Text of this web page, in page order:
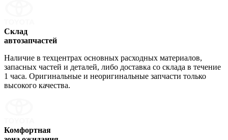
Склад
автозапчастей
Наличие в техцентрах основных расходных материалов,
запасных частей и деталей, либо доставка со склада в течение
1 часа. Оригинальные и неоригинальные запчасти только
высокого качества.
Комфортная